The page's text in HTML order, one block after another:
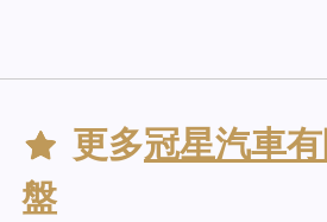
更多冠星汽車
盤